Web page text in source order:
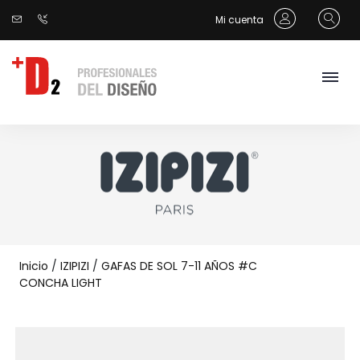
Mi cuenta
Inicio / IZIPIZI / GAFAS DE SOL 7-11 AÑOS #C
CONCHA LIGHT